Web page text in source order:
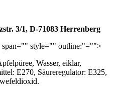
3/1, D-71083 Herrenberg
span="" style="" outline:"="">
Wasser, eiklar,
E270, Säureregulator: E325,